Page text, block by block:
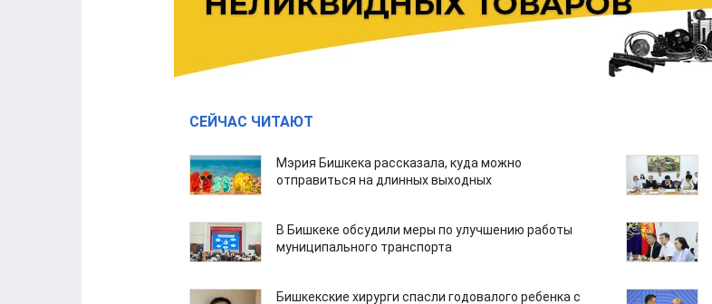
СЕЙЧАС ЧИТАЮТ
Мэрия Бишкека рассказала, куда можно
отправиться на длинных выходных
В Бишкеке обсудили меры по улучшению работы
муниципального транспорта
Бишкекские хирурги спасли годовалого ребенка с